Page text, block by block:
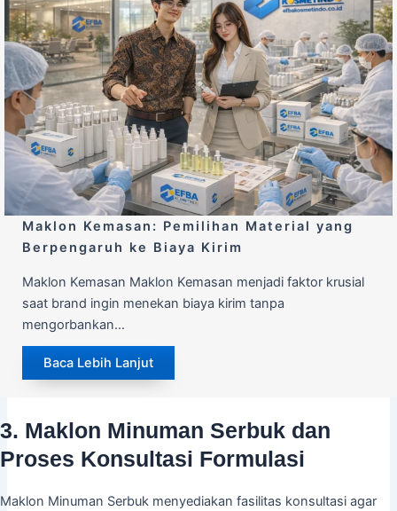
Maklon Kemasan: Pemilihan Material yang
Berpengaruh ke Biaya Kirim
Maklon Kemasan Maklon Kemasan menjadi faktor krusial
saat brand ingin menekan biaya kirim tanpa
mengorbankan…
Baca Lebih Lanjut
3. Maklon Minuman Serbuk dan
Proses Konsultasi Formulasi
Maklon Minuman Serbuk menyediakan fasilitas konsultasi agar